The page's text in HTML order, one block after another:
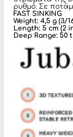
ρυθμό. Σε
FAST SINKING
Weight: 4,5 g (3/
Length: 5 cm (2
Deep Range: 50